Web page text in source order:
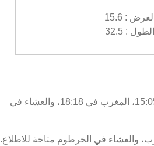
: 15.6
: 32.5
اليوم، الجمعة 07/08/2026 ، أوقات الصلاة في الخرطوم كالتالي : الفجر في 04:17، الظهر في 11:56، العصر في 15:05، المغرب في 18:18، والعشاء في
والعشاء في الخرطوم متاحة للاطلاع.